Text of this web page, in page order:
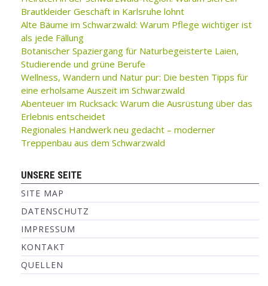
Brautkleider Geschäft in Karlsruhe lohnt
Alte Bäume im Schwarzwald: Warum Pflege wichtiger ist
als jede Fällung
Botanischer Spaziergang für Naturbegeisterte Laien,
Studierende und grüne Berufe
Wellness, Wandern und Natur pur: Die besten Tipps für
eine erholsame Auszeit im Schwarzwald
Abenteuer im Rucksack: Warum die Ausrüstung über das
Erlebnis entscheidet
Regionales Handwerk neu gedacht – moderner
Treppenbau aus dem Schwarzwald
UNSERE SEITE
SITE MAP
DATENSCHUTZ
IMPRESSUM
KONTAKT
QUELLEN